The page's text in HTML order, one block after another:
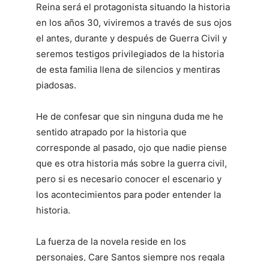
Reina será el protagonista situando la historia
en los años 30, viviremos a través de sus ojos
el antes, durante y después de Guerra Civil y
seremos testigos privilegiados de la historia
de esta familia llena de silencios y mentiras
piadosas.
He de confesar que sin ninguna duda me he
sentido atrapado por la historia que
corresponde al pasado, ojo que nadie piense
que es otra historia más sobre la guerra civil,
pero si es necesario conocer el escenario y
los acontecimientos para poder entender la
historia.
La fuerza de la novela reside en los
personajes, Care Santos siempre nos regala